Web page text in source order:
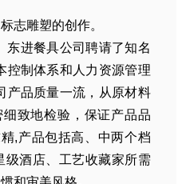
志雕塑的创作。
东进餐具公司聘请了知名
控制体系和人力资源管理
产品质量一流，从原材料
致地检验，保证产品品
,产品包括高、中两个档
级酒店、工艺收藏家所需